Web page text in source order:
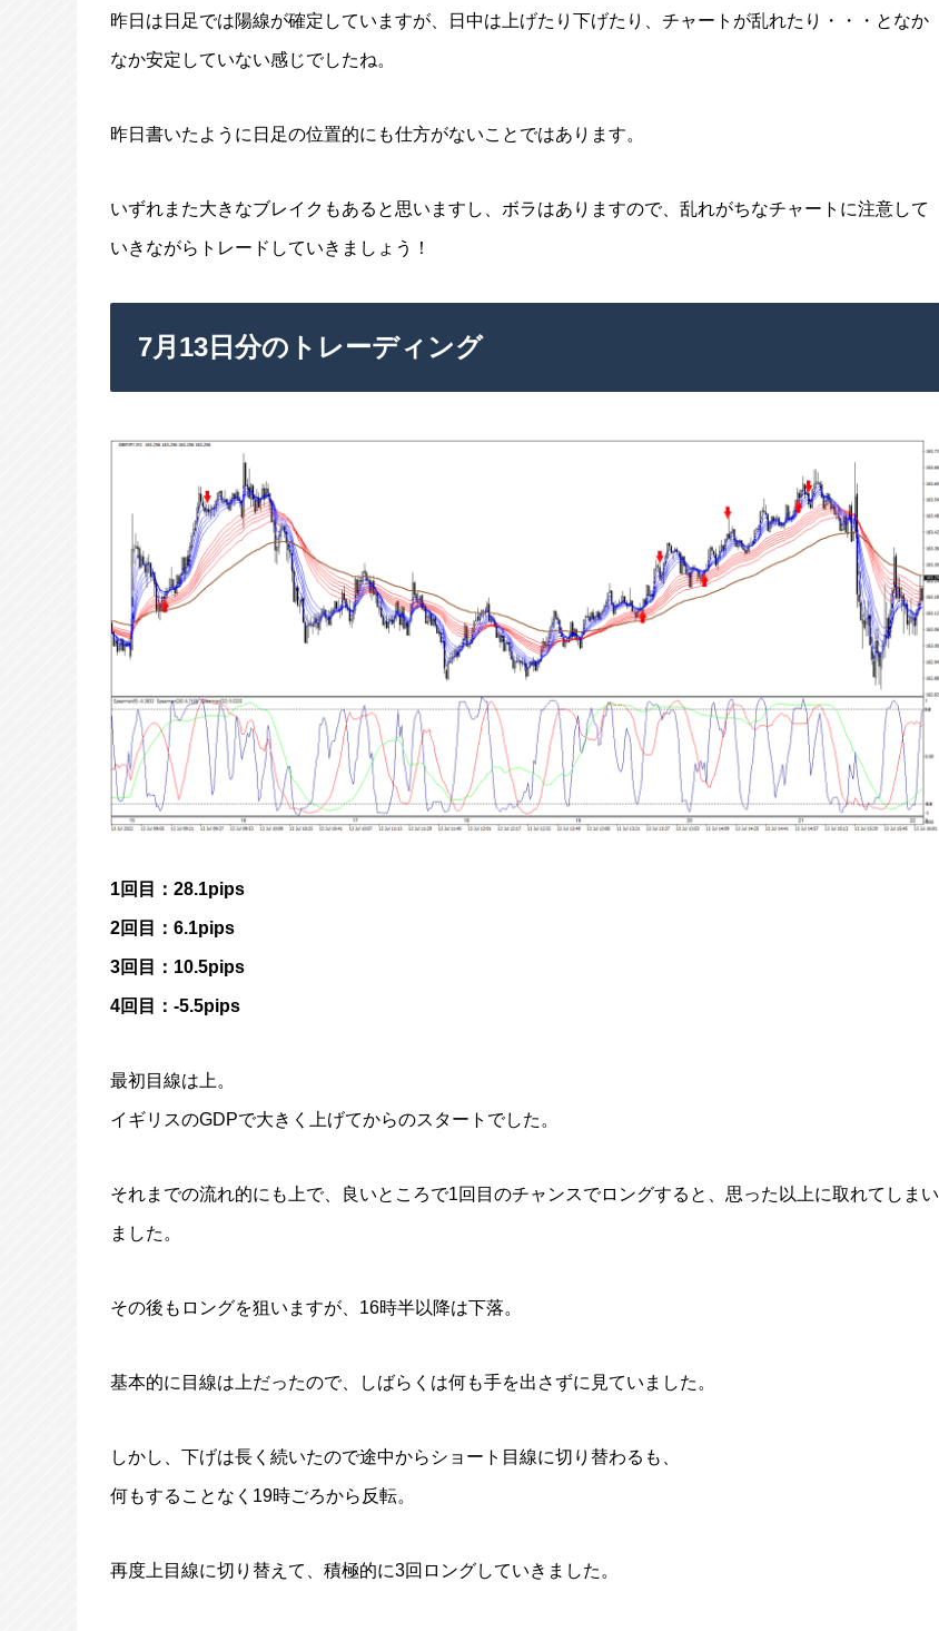
昨日は日足では陽線が確定していますが、日中は上げたり下げたり、チャートが乱れたり・・・となか
なか安定していない感じでしたね。
昨日書いたように日足の位置的にも仕方がないことではあります。
いずれまた大きなブレイクもあると思いますし、ボラはありますので、乱れがちなチャートに注意して
いきながらトレードしていきましょう！
7月13日分のトレーディング
1回目：28.1pips
2回目：6.1pips
3回目：10.5pips
4回目：-5.5pips
最初目線は上。
イギリスのGDPで大きく上げてからのスタートでした。
それまでの流れ的にも上で、良いところで1回目のチャンスでロングすると、思った以上に取れてしまい
ました。
その後もロングを狙いますが、16時半以降は下落。
基本的に目線は上だったので、しばらくは何も手を出さずに見ていました。
しかし、下げは長く続いたので途中からショート目線に切り替わるも、
何もすることなく19時ごろから反転。
再度上目線に切り替えて、積極的に3回ロングしていきました。